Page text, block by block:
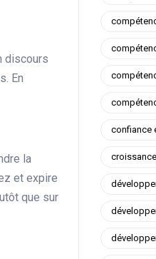
discours
En
la
et expire
que sur
confiance